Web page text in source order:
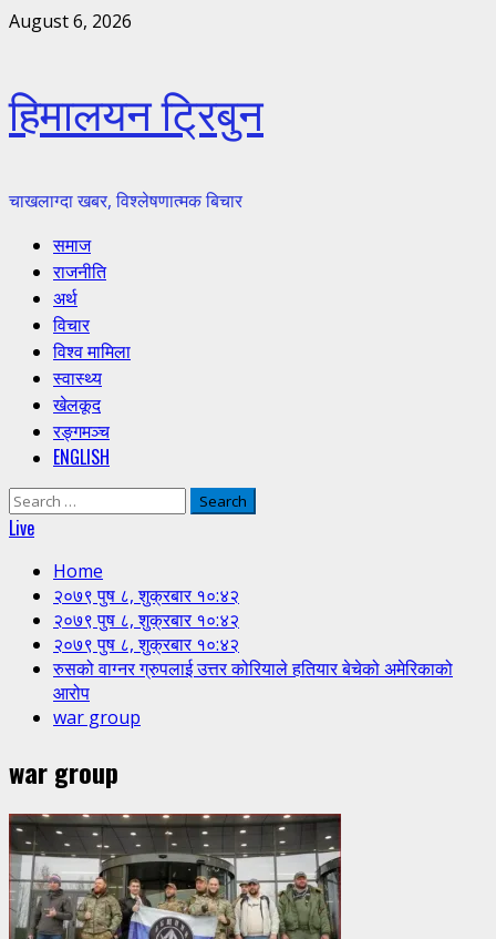
Skip
August 6, 2026
हिमालयन ट्रिबुन
चाखलाग्दा खबर, विश्लेषणात्मक बिचार
Primary
Menu
समाज
राजनीति
अर्थ
विचार
विश्व मामिला
स्वास्थ्य
खेलकूद
रङ्गमञ्च
ENGLISH
Search
for:
Live
Home
२०७९ पुष ८, शुक्रबार १०:४२
२०७९ पुष ८, शुक्रबार १०:४२
२०७९ पुष ८, शुक्रबार १०:४२
रुसको वाग्नर ग्रुपलाई उत्तर कोरियाले हतियार बेचेको अमेरिकाको
आरोप
war group
war group